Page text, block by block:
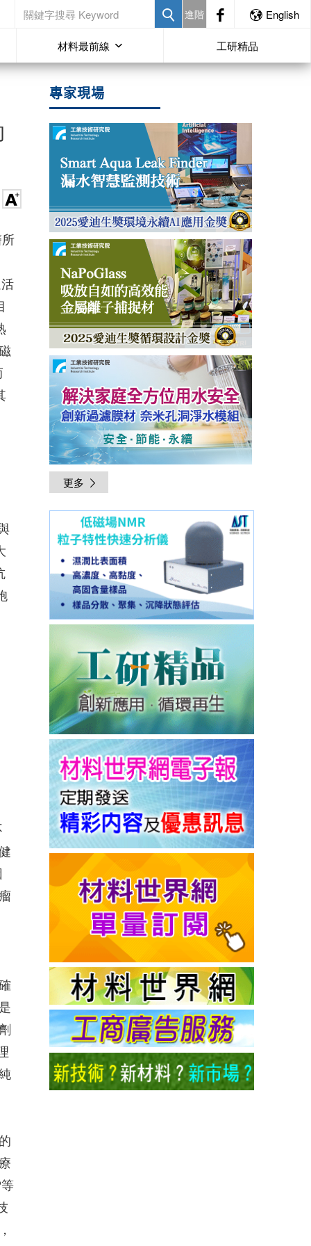
進階 English
材料最前線 工研精品
專家現場
更多